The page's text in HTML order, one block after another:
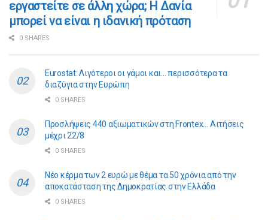
εργαστείτε σε άλλη χώρα; Η Δανία
μπορεί να είναι η ιδανική πρόταση
0 SHARES
Eurostat: Λιγότεροι οι γάμοι και… περισσότερα τα
διαζύγια στην Ευρώπη
0 SHARES
Προσλήψεις 440 αξιωματικών στη Frontex… Αιτήσεις
μέχρι 22/8
0 SHARES
Νέο κέρμα των 2 ευρώ με θέμα τα 50 χρόνια από την
αποκατάσταση της Δημοκρατίας στην Ελλάδα
0 SHARES